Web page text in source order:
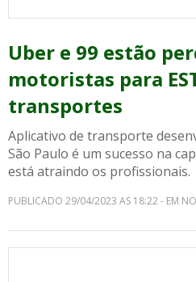
Uber e 99 estão
motoristas para
transportes
Aplicativo de transporte
São Paulo é um sucesso na
está atraindo os profissionais.
PUBLICADO 29/04/2023 AS 18:22 - EM